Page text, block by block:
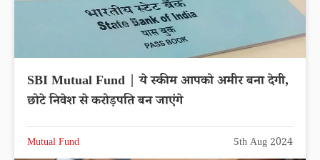
SBI Mutual Fund | ये स्कीम आपको अमीर बना देगी,
छोटे निवेश से करोड़पति बन जाएंगे
Mutual Fund 5th Aug 2024